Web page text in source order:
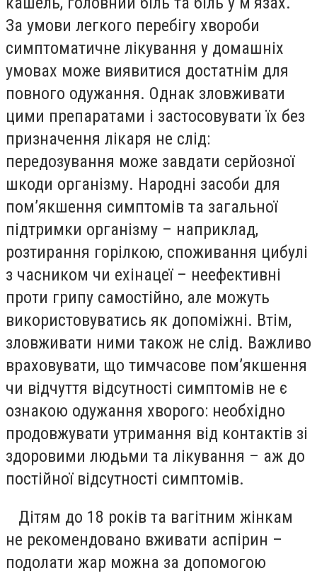
За умови легкого перебігу хвороби
симптоматичне лікування у домашніх
умовах може виявитися достатнім для
повного одужання. Однак зловживати
цими препаратами і застосовувати їх без
призначення лікаря не слід:
передозування може завдати серйозної
шкоди організму. Народні засоби для
пом’якшення симптомів та загальної
підтримки організму – наприклад,
розтирання горілкою, споживання цибулі
з часником чи ехінацеї – неефективні
проти грипу самостійно, але можуть
використовуватись як допоміжні. Втім,
зловживати ними також не слід. Важливо
враховувати, що тимчасове пом’якшення
чи відчуття відсутності симптомів не є
ознакою одужання хворого: необхідно
продовжувати утримання від контактів зі
здоровими людьми та лікування – аж до
постійної відсутності симптомів.
Дітям до 18 років та вагітним жінкам
не рекомендовано вживати аспірин –
подолати жар можна за допомогою